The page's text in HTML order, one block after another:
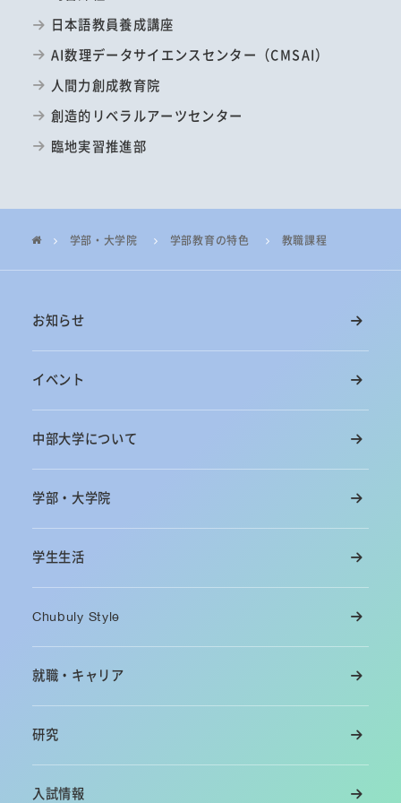
日本語教員養成講座
AI数理データサイエンスセンター（CMSAI）
人間力創成教育院
創造的リベラルアーツセンター
臨地実習推進部
学部・大学院 学部教育の特色 教職課程
お知らせ
イベント
中部大学について
学部・大学院
学生生活
Chubuly Style
就職・キャリア
研究
入試情報